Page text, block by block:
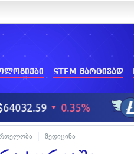
STEM მარტივად
მედიცინა